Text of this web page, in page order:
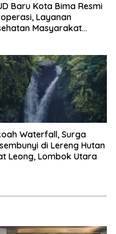
Baru Kota Bima Resmi
Layanan
Masyarakat
Waterfall, Surga
di Lereng Hutan
Leong, Lombok Utara